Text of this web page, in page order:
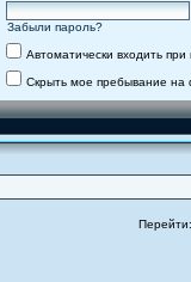
Забыли пароль?
Автоматически входить
Скрыть мое пребывание на
Перейти: